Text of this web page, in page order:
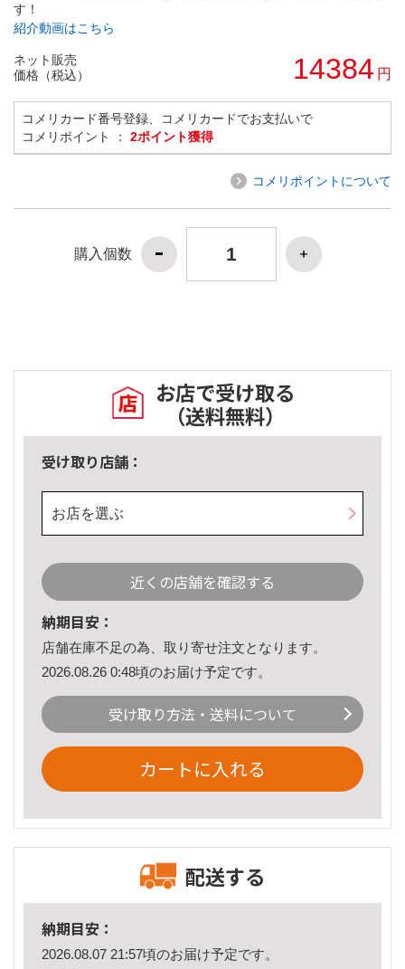
す！
紹介動画はこちら
ネット販売
価格（税込）
14384 円
コメリカード番号登録、コメリカードでお支払いで
コメリポイント ： 2ポイント獲得
コメリポイントについて
購入個数
お店で受け取る
（送料無料）
受け取り店舗：
お店を選ぶ
近くの店舗を確認する
納期目安：
店舗在庫不足の為、取り寄せ注文となります。
2026.08.26 0:48頃のお届け予定です。
受け取り方法・送料について
カートに入れる
配送する
納期目安：
2026.08.07 21:57頃のお届け予定です。